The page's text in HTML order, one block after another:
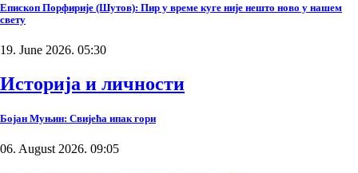
Епископ Порфирије (Шутов): Пир у време куге није нешто ново у нашем
свету
19. June 2026. 05:30
Историја и личности
Бојан Муњин: Свијећа ипак гори
06. August 2026. 09:05